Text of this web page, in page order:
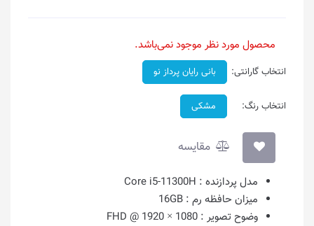
محصول مورد نظر موجود نمی‌باشد.
انتخاب گارانتی: بانی رایان پرداز نو
انتخاب رنگ: مشکی
مقایسه
مدل پردازنده : Core i5-11300H
میزان حافظه رم : 16GB
وضوح تصویر : 1080 × 1920 @ FHD